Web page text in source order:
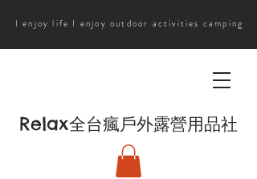
I enjoy life I enjoy outdoor activities camping
Relax全台瘋戶外露營用品社